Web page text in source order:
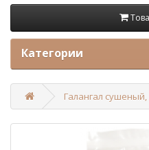
Категории
Галангал сушеный,